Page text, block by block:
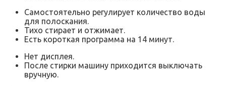
Самостоятельно регулирует количество воды
для полоскания.
Тихо стирает и отжимает.
Есть короткая программа на 14 минут.
Нет дисплея.
После стирки машину приходится выключать
вручную.